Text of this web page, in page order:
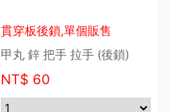
貫穿板後鎖,單個販售
甲丸 鋅 把手 拉手 (後鎖)
NT$ 60